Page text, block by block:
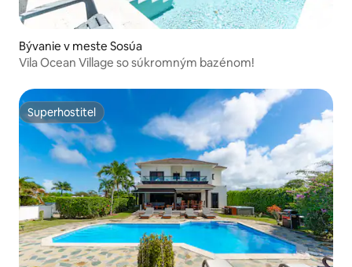
Bývanie v meste Sosúa
Vila Ocean Village so súkromným bazénom!
Superhostiteľ
Superhostiteľ